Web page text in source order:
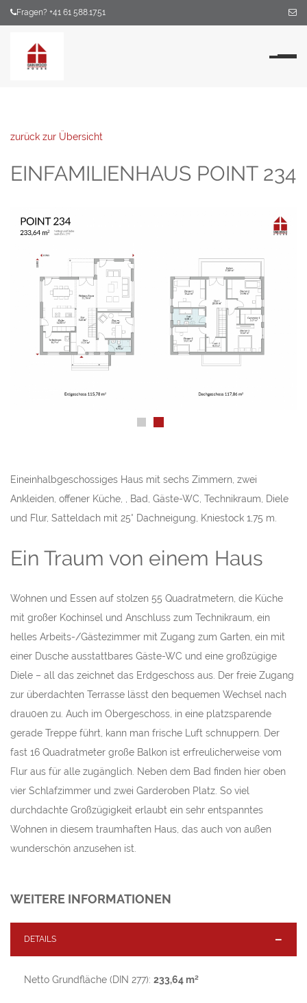
Fragen? +41 61 588.17.51
zurück zur Übersicht
EINFAMILIENHAUS POINT 234
Eineinhalbgeschossiges Haus mit sechs Zimmern, zwei
Ankleiden, offener Küche, , Bad, Gäste-WC, Technikraum, Diele
und Flur, Satteldach mit 25° Dachneigung, Kniestock 1,75 m.
Ein Traum von einem Haus
Wohnen und Essen auf stolzen 55 Quadratmetern, die Küche
mit großer Kochinsel und Anschluss zum Technikraum, ein
helles Arbeits-/Gästezimmer mit Zugang zum Garten, ein mit
einer Dusche ausstattbares Gäste-WC und eine großzügige
Diele – all das zeichnet das Erdgeschoss aus. Der freie Zugang
zur überdachten Terrasse lässt den bequemen Wechsel nach
drau0en zu. Auch im Obergeschoss, in eine platzsparende
gerade Treppe führt, kann man frische Luft schnuppern. Der
fast 16 Quadratmeter große Balkon ist erfreulicherweise vom
Flur aus für alle zugänglich. Neben dem Bad finden hier oben
vier Schlafzimmer und zwei Garderoben Platz. So viel
durchdachte Großzügigkeit erlaubt ein sehr entspanntes
Wohnen in diesem traumhaften Haus, das auch von außen
wunderschön anzusehen ist.
WEITERE INFORMATIONEN
DETAILS
Netto Grundfläche (DIN 277): 233,64 m²